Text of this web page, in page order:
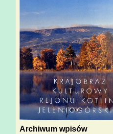
Archiwum wpisów